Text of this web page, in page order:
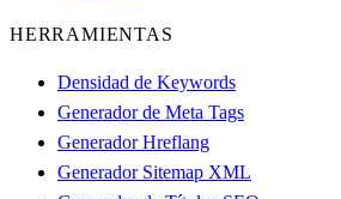
HERRAMIENTAS
Densidad de Keywords
Generador de Meta Tags
Generador Hreflang
Generador Sitemap XML